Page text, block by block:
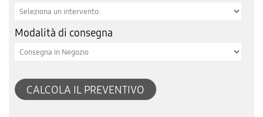
Modalità di consegna